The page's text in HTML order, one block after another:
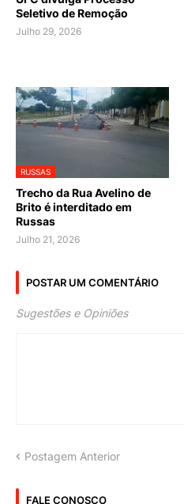
Seletivo de Remoção
Julho 29, 2026
RUSSAS
Trecho da Rua Avelino de
Brito é interditado em
Russas
Julho 21, 2026
POSTAR UM COMENTÁRIO
Sugestões e Opiniões
Postagem Anterior
FALE CONOSCO